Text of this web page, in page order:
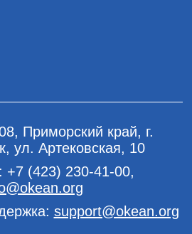
Приморский край, г.
ул. Артековская, 10
+7 (423) 230-41-00,
support@okean.org